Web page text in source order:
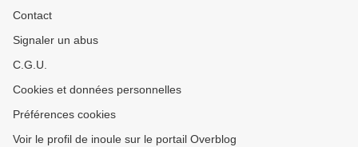
Contact
Signaler un abus
C.G.U.
Cookies et données personnelles
Préférences cookies
Voir le profil de inoule sur le portail Overblog